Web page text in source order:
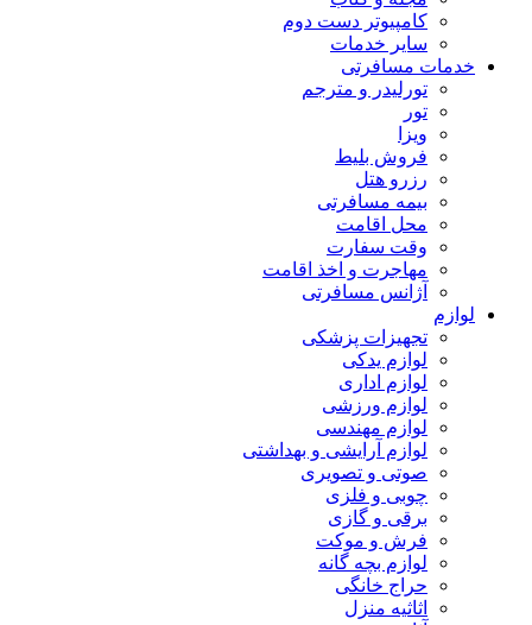
کامپیوتر دست دوم
سایر خدمات
خدمات مسافرتی
تورلیدر و مترجم
تور
ویزا
فروش بلیط
رزرو هتل
بیمه مسافرتی
محل اقامت
وقت سفارت
مهاجرت و اخذ اقامت
آژانس مسافرتی
لوازم
تجهیزات پزشکی
لوازم یدکی
لوازم اداری
لوازم ورزشی
لوازم مهندسی
لوازم آرایشی و بهداشتی
صوتی و تصویری
چوبی و فلزی
برقی و گازی
فرش و موکت
لوازم بچه گانه
حراج خانگی
اثاثیه منزل